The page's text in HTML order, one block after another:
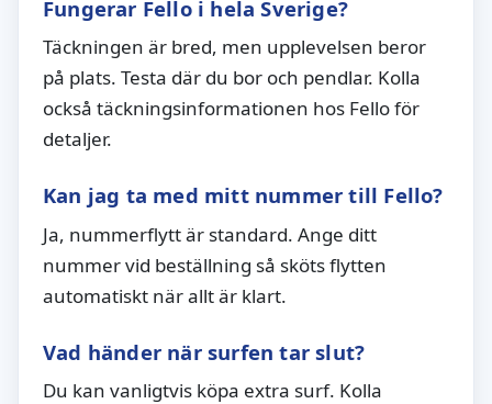
Fungerar Fello i hela Sverige?
Täckningen är bred, men upplevelsen beror
på plats. Testa där du bor och pendlar. Kolla
också täckningsinformationen hos Fello för
detaljer.
Kan jag ta med mitt nummer till Fello?
Ja, nummerflytt är standard. Ange ditt
nummer vid beställning så sköts flytten
automatiskt när allt är klart.
Vad händer när surfen tar slut?
Du kan vanligtvis köpa extra surf. Kolla